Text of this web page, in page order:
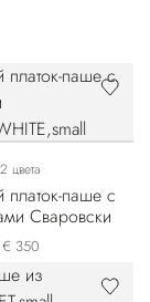
2 цвета
паше с
Сваровски
€ 350